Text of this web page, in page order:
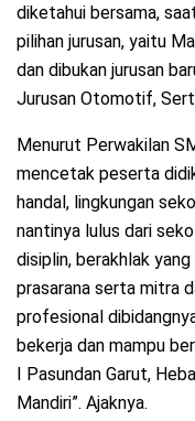
diketahui bersama,
pilihan jurusan, yaitu
dan dibukan jurusan
Jurusan Otomotif,
Menurut Perwakilan
mencetak peserta
handal, lingkungan
nantinya lulus dari
disiplin, berakhlak
prasarana serta mitra
profesional
bekerja dan mampu
I Pasundan Garut,
Mandiri”. Ajaknya.